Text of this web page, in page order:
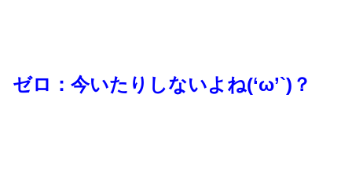
ゼロ：今いたりしないよね(‘ω’`)？